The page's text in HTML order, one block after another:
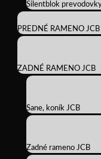
Silentblok
PREDNÉ RAMENO JCB
ZADNÉ RAMENO JCB
Sane, koník JCB
Zadné rameno JCB